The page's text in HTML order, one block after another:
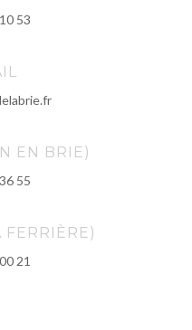
53
EN BRIE)
55
FERRIÈRE)
21